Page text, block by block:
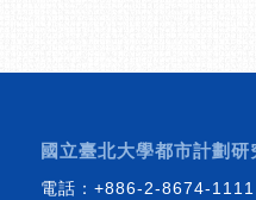
國立臺北大學都市計劃研
電話： +886-2-8674-1111